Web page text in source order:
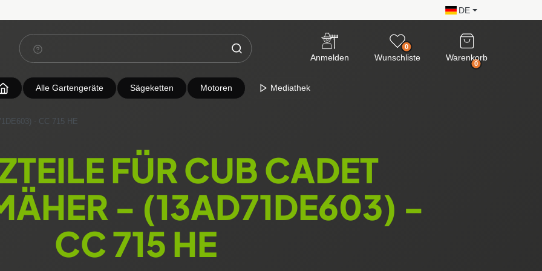
DE
Anmelden
0
Wunschliste
0
Warenkorb
Alle Gartengeräte Sägeketten Motoren Mediathek
- CC 715 HE
FÜR CUB CADET
- (13AD71DE603) -
CC 715 HE